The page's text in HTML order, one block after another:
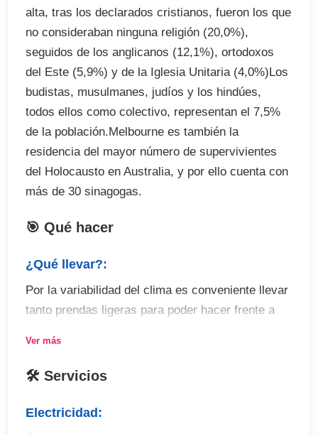
alta, tras los declarados cristianos, fueron los que
no consideraban ninguna religión (20,0%),
seguidos de los anglicanos (12,1%), ortodoxos
del Este (5,9%) y de la Iglesia Unitaria (4,0%)Los
budistas, musulmanes, judíos y los hindúes,
todos ellos como colectivo, representan el 7,5%
de la población.Melbourne es también la
residencia del mayor número de supervivientes
del Holocausto en Australia, y por ello cuenta con
más de 30 sinagogas.
🎯 Qué hacer
¿Qué llevar?:
Por la variabilidad del clima es conveniente llevar
tanto prendas ligeras para poder hacer frente a
impermeable para la lluvia.
Actividades:
Comenzando por los jardines que puedes visitar
Ver más
🛠 Servicios
Electricidad: